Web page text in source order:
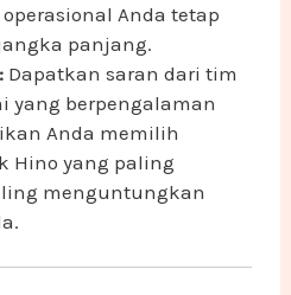
Anda tetap
panjang.
Dapatkan saran dari tim
yang berpengalaman
Anda memilih
Hino yang paling
menguntungkan